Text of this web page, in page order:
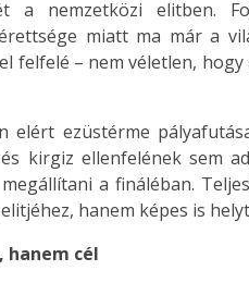
nemzetközi elitben.
miatt ma már a
felfelé – nem véletlen, hogy
elért ezüstérme
kirgiz ellenfelének sem
a fináléban.
hanem képes is
hanem cél